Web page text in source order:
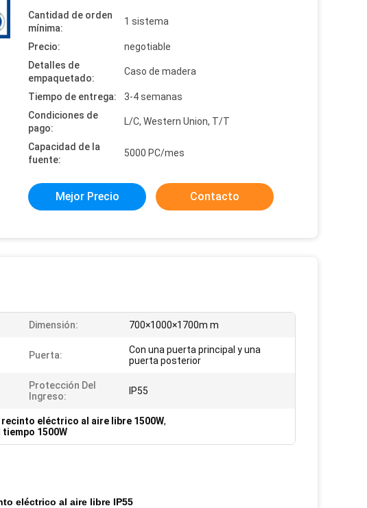
Cantidad de orden
mínima:
1 sistema
Precio:
negotiable
Detalles de
empaquetado:
Caso de madera
Tiempo de entrega:
3-4 semanas
Condiciones de
pago:
L/C, Western Union, T/T
Capacidad de la
fuente:
5000 PC/mes
Mejor Precio Contacto
Dimensión: 700×1000×1700m m
Puerta:
Con una puerta principal y una
puerta posterior
Protección Del
Ingreso:
IP55
recinto eléctrico al aire libre 1500W,
1500W
eléctrico al aire libre IP55